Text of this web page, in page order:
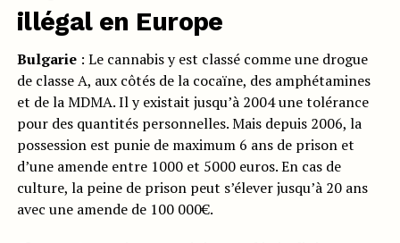
illégal en Europe
Bulgarie: Le cannabis y est classé comme une drogue
de classe A, aux côtés de la cocaïne, des amphétamines
et de la MDMA. Il y existait jusqu’à 2004 une tolérance
pour des quantités personnelles. Mais depuis 2006, la
possession est punie de maximum 6 ans de prison et
d’une amende entre 1000 et 5000 euros. En cas de
culture, la peine de prison peut s’élever jusqu’à 20 ans
avec une amende de 100 000€.